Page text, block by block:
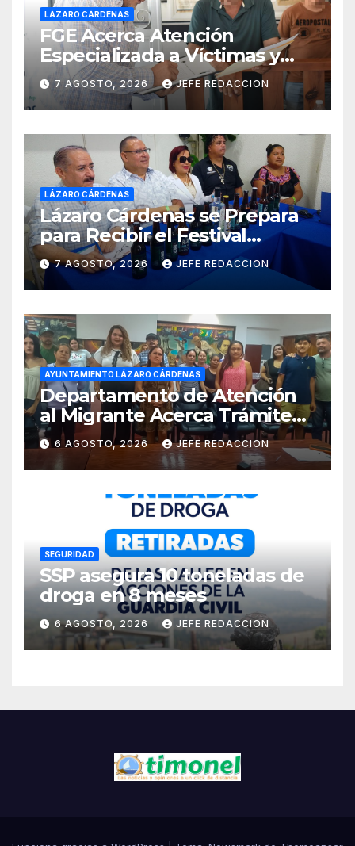
LÁZARO CÁRDENAS
FGE Acerca Atención
Especializada a Víctimas y
Ciudadanía de Coalcomán
7 AGOSTO, 2026 JEFE REDACCION
LÁZARO CÁRDENAS
Lázaro Cárdenas se Prepara
para Recibir el Festival
Internacional de la Cerveza
Costa de Michoacán 2026
7 AGOSTO, 2026 JEFE REDACCION
AYUNTAMIENTO LÁZARO CÁRDENAS
Departamento de Atención
al Migrante Acerca Trámite
de Pasaportes
Estadounidenses a
Residentes de Lázaro
Cárdenas
6 AGOSTO, 2026 JEFE REDACCION
SEGURIDAD
SSP asegura 10 toneladas de
droga en 8 meses
6 AGOSTO, 2026 JEFE REDACCION